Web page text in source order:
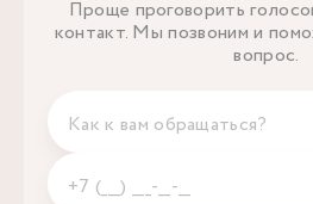
Проще проговорить
контакт. Мы позвоним и
вопрос.